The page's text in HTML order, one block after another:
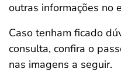
outras informações no
Caso tenham ficado
consulta, confira o
nas imagens a seguir.